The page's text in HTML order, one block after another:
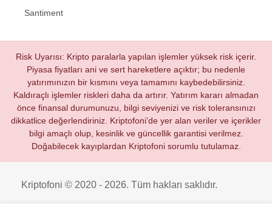
Santiment
Risk Uyarısı: Kripto paralarla yapılan işlemler yüksek risk içerir.
Piyasa fiyatları ani ve sert hareketlere açıktır; bu nedenle
yatırımınızın bir kısmını veya tamamını kaybedebilirsiniz.
Kaldıraçlı işlemler riskleri daha da artırır. Yatırım kararı almadan
önce finansal durumunuzu, bilgi seviyenizi ve risk toleransınızı
dikkatlice değerlendiriniz. Kriptofoni’de yer alan veriler ve içerikler
bilgi amaçlı olup, kesinlik ve güncellik garantisi verilmez.
Doğabilecek kayıplardan Kriptofoni sorumlu tutulamaz.
Kriptofoni © 2020 - 2026. Tüm hakları saklıdır.